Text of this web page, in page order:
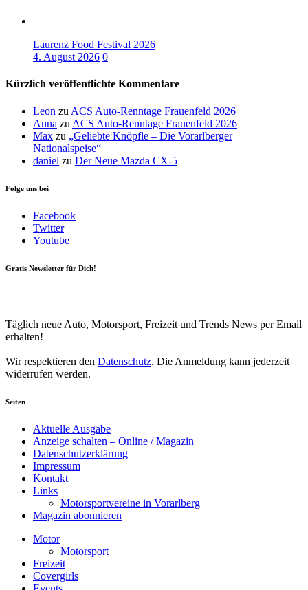
Laurenz Food Festival 2026
4. August 2026 0
Kürzlich veröffentlichte Kommentare
Leon zu ACS Auto-Renntage Frauenfeld 2026
Anna zu ACS Auto-Renntage Frauenfeld 2026
Max zu „Geliebte Knöpfle – Die Vorarlberger
Nationalspeise“
daniel zu Der Neue Mazda CX-5
Folge uns bei
Facebook
Twitter
Youtube
Gratis Newsletter für Dich!
Täglich neue Auto, Motorsport, Freizeit und Trends News per Email
erhalten!
Wir respektieren den Datenschutz. Die Anmeldung kann jederzeit
widerrufen werden.
Seiten
Aktuelle Ausgabe
Anzeige schalten – Online / Magazin
Datenschutzerklärung
Impressum
Kontakt
Links
Motorsportvereine in Vorarlberg
Magazin abonnieren
Motor
Motorsport
Freizeit
Covergirls